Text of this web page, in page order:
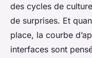
des cycles de
de surprises. Et
place, la courbe
interfaces sont